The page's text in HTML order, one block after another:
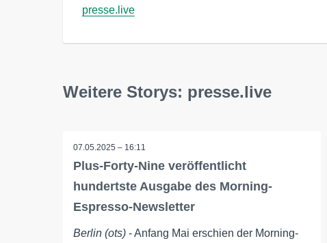
presse.live
Weitere Storys: presse.live
07.05.2025 – 16:11
Plus-Forty-Nine veröffentlicht
hundertste Ausgabe des Morning-
Espresso-Newsletter
Berlin (ots) - Anfang Mai erschien der Morning-